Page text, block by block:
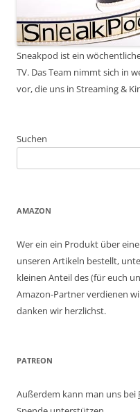
Sneakpod ist ein
TV. Das Team nimmt sich in
vor, die uns in Streaming &
Suchen
AMAZON
Wer ein ein Produkt über
unseren Artikeln bestellt,
kleinen Anteil des (für euch
Amazon-Partner verdienen
danken wir herzlichst.
PATREON
Außerdem kann man uns bei